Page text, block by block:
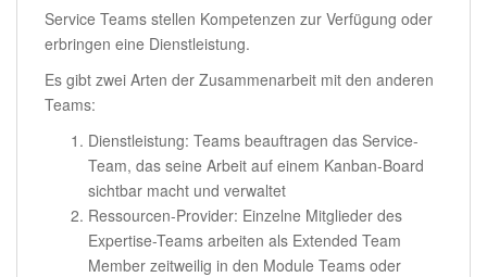
Service Teams stellen Kompetenzen zur Verfügung oder
erbringen eine Dienstleistung.
Es gibt zwei Arten der Zusammenarbeit mit den anderen
Teams:
Dienstleistung: Teams beauftragen das Service-
Team, das seine Arbeit auf einem Kanban-Board
sichtbar macht und verwaltet
Ressourcen-Provider: Einzelne Mitglieder des
Expertise-Teams arbeiten als Extended Team
Member zeitweilig in den Module Teams oder